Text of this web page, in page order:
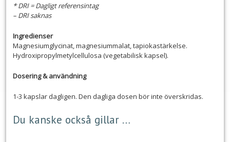
* DRI = Dagligt referensintag
– DRI saknas
Ingredienser
Magnesiumglycinat, magnesiummalat, tapiokastärkelse.
Hydroxipropylmetylcellulosa (vegetabilisk kapsel).
Dosering & användning
1-3 kapslar dagligen. Den dagliga dosen bör inte överskridas.
Du kanske också gillar …